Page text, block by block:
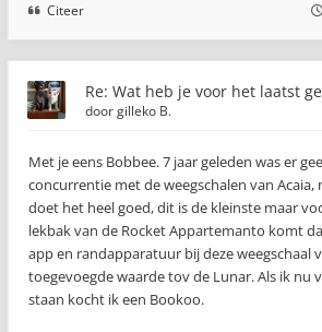
Citeer
Re: Wat heb je voor het laatst
doorgilleko B.
Met je eens Bobbee. 7 jaar geleden was er
concurrentie met de weegschalen van Acaia,
doet het heel goed, dit is de kleinste maar
lekbak van de Rocket Appartemanto komt
app en randapparatuur bij deze weegschaal
toegevoegde waarde tov de Lunar. Als ik nu
staan kocht ik een Bookoo.